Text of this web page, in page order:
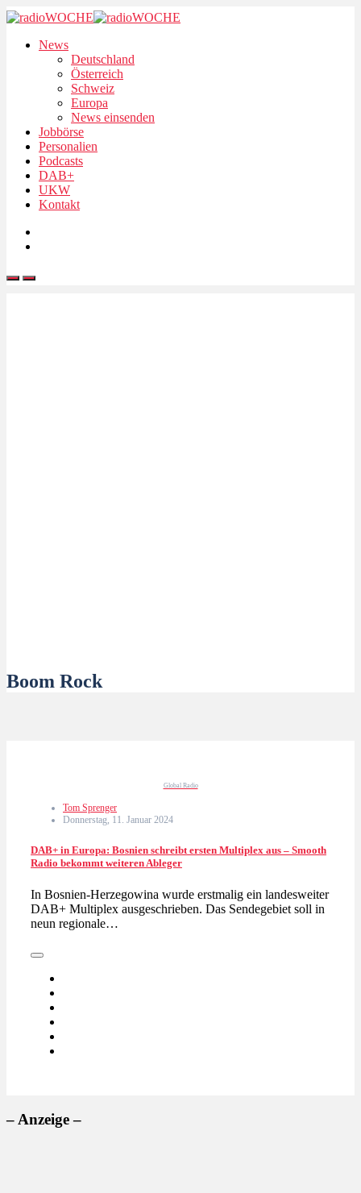
News
Deutschland
Österreich
Schweiz
Europa
News einsenden
Jobbörse
Personalien
Podcasts
DAB+
UKW
Kontakt
Boom Rock
Global Radio
Tom Sprenger
Donnerstag, 11. Januar 2024
DAB+ in Europa: Bosnien schreibt ersten Multiplex aus – Smooth
Radio bekommt weiteren Ableger
In Bosnien-Herzegowina wurde erstmalig ein landesweiter
DAB+ Multiplex ausgeschrieben. Das Sendegebiet soll in
neun regionale…
– Anzeige –